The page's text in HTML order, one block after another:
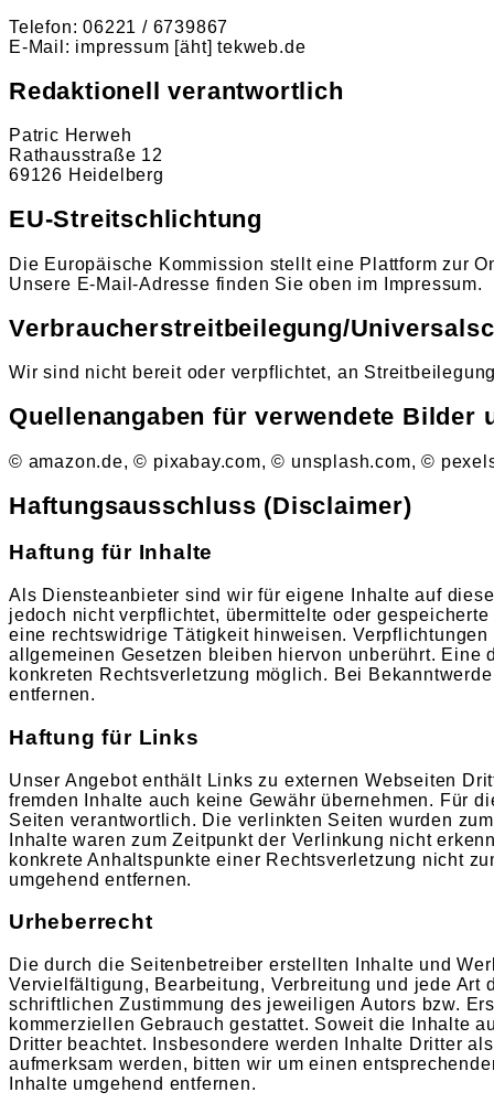
Telefon: 06221 / 6739867
E-Mail: impressum [äht] tekweb.de
Redaktionell verantwortlich
Patric Herweh
Rathausstraße 12
69126 Heidelberg
EU-Streitschlichtung
Die Europäische Kommission stellt eine Plattform zur
Unsere E-Mail-Adresse finden Sie oben im Impressum.
Verbraucher­streit­beilegung/
Wir sind nicht bereit oder verpflichtet, an
Quellenangaben für verwendete Bilder
© amazon.de, © pixabay.com, © unsplash.com, ©
Haftungsausschluss (Disclaimer)
Haftung für Inhalte
Als Diensteanbieter sind wir für eigene Inhalte auf
jedoch nicht verpflichtet, übermittelte oder
eine rechtswidrige Tätigkeit hinweisen.
allgemeinen Gesetzen bleiben hiervon unberührt.
konkreten Rechtsverletzung möglich. Bei
entfernen.
Haftung für Links
Unser Angebot enthält Links zu externen Webseiten
fremden Inhalte auch keine Gewähr übernehmen. Für
Seiten verantwortlich. Die verlinkten Seiten wurden
Inhalte waren zum Zeitpunkt der Verlinkung nicht
konkrete Anhaltspunkte einer Rechtsverletzung nicht
umgehend entfernen.
Urheberrecht
Die durch die Seitenbetreiber erstellten Inhalte und
Vervielfältigung, Bearbeitung, Verbreitung und jede Art
schriftlichen Zustimmung des jeweiligen Autors bzw.
kommerziellen Gebrauch gestattet. Soweit die Inhalte
Dritter beachtet. Insbesondere werden Inhalte Dritter
aufmerksam werden, bitten wir um einen
Inhalte umgehend entfernen.